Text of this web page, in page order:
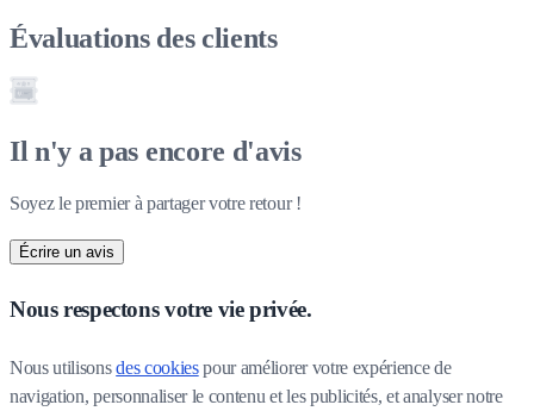
Évaluations des clients
Il n'y a pas encore d'avis
Soyez le premier à partager votre retour !
Écrire un avis
Nous respectons votre vie privée.
Nous utilisons des cookies pour améliorer votre expérience de
navigation, personnaliser le contenu et les publicités, et analyser notre